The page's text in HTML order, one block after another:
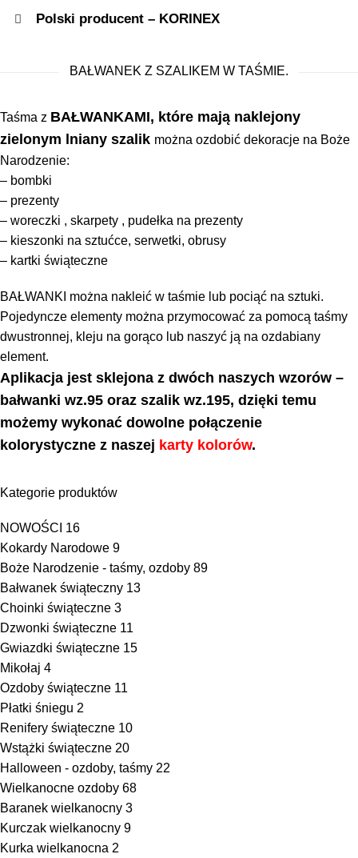
Polski producent – KORINEX
BAŁWANEK Z SZALIKEM W TAŚMIE.
Taśma z BAŁWANKAMI, które mają naklejony
zielonym lniany szalik można ozdobić dekoracje na Boże
Narodzenie:
– bombki
– prezenty
– woreczki , skarpety , pudełka na prezenty
– kieszonki na sztućce, serwetki, obrusy
– kartki świąteczne
BAŁWANKI można nakleić w taśmie lub pociąć na sztuki.
Pojedyncze elementy można przymocować za pomocą taśmy
dwustronnej, kleju na gorąco lub naszyć ją na ozdabiany
element.
Aplikacja jest sklejona z dwóch naszych wzorów –
bałwanki wz.95 oraz szalik wz.195, dzięki temu
możemy wykonać dowolne połączenie
kolorystyczne z naszej karty kolorów.
Kategorie produktów
NOWOŚCI 16
Kokardy Narodowe 9
Boże Narodzenie - taśmy, ozdoby 89
Bałwanek świąteczny 13
Choinki świąteczne 3
Dzwonki świąteczne 11
Gwiazdki świąteczne 15
Mikołaj 4
Ozdoby świąteczne 11
Płatki śniegu 2
Renifery świąteczne 10
Wstążki świąteczne 20
Halloween - ozdoby, taśmy 22
Wielkanocne ozdoby 68
Baranek wielkanocny 3
Kurczak wielkanocny 9
Kurka wielkanocna 2